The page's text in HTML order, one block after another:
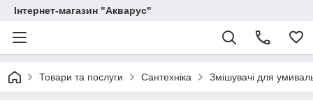
Інтернет-магазин "Акварус"
Товари та послуги Сантехніка Змішувачі для